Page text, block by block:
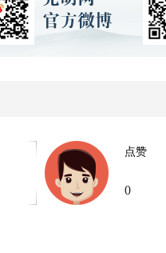
点赞
0